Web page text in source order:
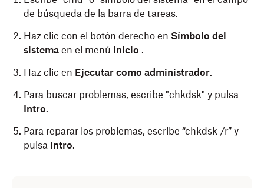
de búsqueda de la barra de tareas.
Haz clic con el botón derecho en Símbolo del
sistema en el menú Inicio .
Haz clic en Ejecutar como administrador.
Para buscar problemas, escribe "chkdsk" y pulsa
Intro.
Para reparar los problemas, escribe “chkdsk /r” y
pulsa Intro.